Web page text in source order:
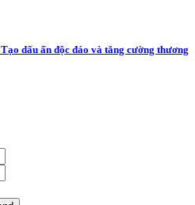
dấu ấn độc đáo và tăng cường thương